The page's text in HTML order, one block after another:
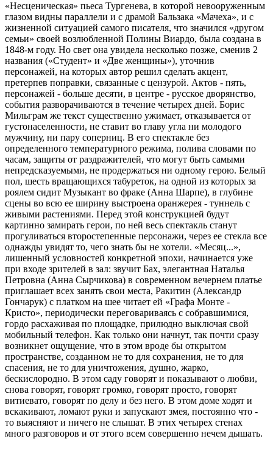
«Несценическая» пьеса Тургенева, в которой невооруженным
глазом видны параллели и с драмой Бальзака «Мачеха», и с
жизненной ситуацией самого писателя, что значился «другом
семьи» своей возлюбленной Полины Виардо, была создана в
1848-м году. Но свет она увидела несколько позже, сменив 2
названия («Студент» и «Две женщины»), уточнив
персонажей, на которых автор решил сделать акцент,
претерпев поправки, связанные с цензурой. Актов - пять,
персонажей - больше десяти, в центре - русское дворянство,
события разворачиваются в течение четырех дней. Борис
Мильграм же текст существенно ужимает, отказывается от
густонаселенности, не ставит во главу угла ни молодого
мужчину, ни пару соперниц. В его спектакле без
определенного температурного режима, полива словами по
часам, защиты от раздражителей, что могут быть самыми
непредсказуемыми, не продержаться ни одному герою. Белый
пол, шесть вращающихся табуреток, на одной из которых за
роялем сидит Музыкант во фраке (Анна Шарпе), в глубине
сцены во всю ее ширину выстроена оранжерея - туннель с
живыми растениями. Перед этой конструкцией будут
картинно замирать герои, по ней весь спектакль станут
прогуливаться второстепенные персонажи, через ее стекла все
однажды увидят то, чего знать бы не хотели. «Месяц...»,
лишенный условностей конкретной эпохи, начинается уже
при входе зрителей в зал: звучит Бах, элегантная Наталья
Петровна (Анна Сырчикова) в современном вечернем платье
приглашает всех занять свои места, Ракитин (Александр
Гончарук) с платком на шее читает ей «Графа Монте -
Кристо», периодически переговариваясь с собравшимися,
гордо расхаживая по площадке, прилюдно выключая свой
мобильный телефон. Как только они начнут, так почти сразу
возникнет ощущение, что в этом вроде бы открытом
пространстве, созданном не то для сохранения, не то для
спасения, не то для уничтожения, душно, жарко,
бескислородно. В этом саду говорят и показывают о любви,
снова говорят, говорят громко, говорят просто, говорят
витиевато, говорят по делу и без него. В этом доме ходят и
вскакивают, ломают руки и запускают змея, постоянно что -
то выясняют и ничего не слышат. В этих четырех стенах
много разговоров и от этого всем совершенно нечем дышать.